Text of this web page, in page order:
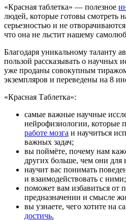
«Красная таблетка» — полезное
людей, которые готовы смотреть
серьезностью и не
что она не льстит нашему
Благодаря уникальному таланту
пользой рассказывать о научных
уже проданы совокупным
экземпляров и переведены на 8
«Красная Таблетка»:
самые важные научные
нейрофизиологии, которые
работе мозга и научиться
важных задач;
вы поймёте, почему нам
других больше, чем они для
научит вас понимать
и взаимодействовать с ними;
поможет вам избавиться от
предназначении и смысле
вы узнаете, чего хотите на
достичь.